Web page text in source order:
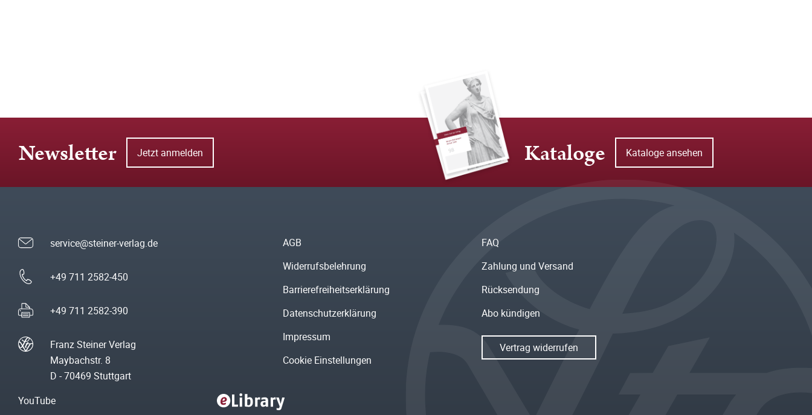
Newsletter Jetzt anmelden Kataloge Kataloge ansehen
service@steiner-verlag.de
+49 711 2582-450
+49 711 2582-390
Franz Steiner Verlag
Maybachstr. 8
D - 70469 Stuttgart
AGB
Widerrufsbelehrung
Barrierefreiheitserklärung
Datenschutzerklärung
Impressum
Cookie Einstellungen
FAQ
Zahlung und Versand
Rücksendung
Abo kündigen
Vertrag widerrufen
YouTube